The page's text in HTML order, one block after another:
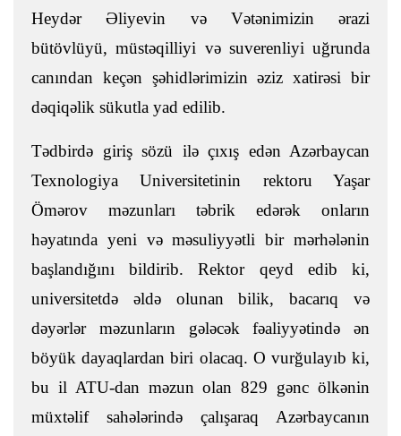
Heydər Əliyevin və Vətənimizin ərazi
bütövlüyü, müstəqilliyi və suverenliyi uğrunda
canından keçən şəhidlərimizin əziz xatirəsi bir
dəqiqəlik sükutla yad edilib.
Tədbirdə giriş sözü ilə çıxış edən Azərbaycan
Texnologiya Universitetinin rektoru Yaşar
Ömərov məzunları təbrik edərək onların
həyatında yeni və məsuliyyətli bir mərhələnin
başlandığını bildirib. Rektor qeyd edib ki,
universitetdə əldə olunan bilik, bacarıq və
dəyərlər məzunların gələcək fəaliyyətində ən
böyük dayaqlardan biri olacaq. O vurğulayıb ki,
bu il ATU-dan məzun olan 829 gənc ölkənin
müxtəlif sahələrində çalışaraq Azərbaycanın